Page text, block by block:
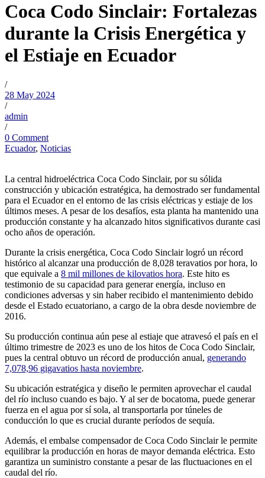
Coca Codo Sinclair: Fortalezas
durante la Crisis Energética y
el Estiaje en Ecuador
/
28 May 2024
/
admin
/
0 Comment
Ecuador, Noticias
La central hidroeléctrica Coca Codo Sinclair, por su sólida
construcción y ubicación estratégica, ha demostrado ser fundamental
para el Ecuador en el entorno de las crisis eléctricas y estiaje de los
últimos meses. A pesar de los desafíos, esta planta ha mantenido una
producción constante y ha alcanzado hitos significativos durante casi
ocho años de operación.
Durante la crisis energética, Coca Codo Sinclair logró un récord
histórico al alcanzar una producción de 8,028 teravatios por hora, lo
que equivale a 8 mil millones de kilovatios hora. Este hito es
testimonio de su capacidad para generar energía, incluso en
condiciones adversas y sin haber recibido el mantenimiento debido
desde el Estado ecuatoriano, a cargo de la obra desde noviembre de
2016.
Su producción continua aún pese al estiaje que atravesó el país en el
último trimestre de 2023 es uno de los hitos de Coca Codo Sinclair,
pues la central obtuvo un récord de producción anual, generando
7,078,96 gigavatios hasta noviembre.
Su ubicación estratégica y diseño le permiten aprovechar el caudal
del río incluso cuando es bajo. Y al ser de bocatoma, puede generar
fuerza en el agua por sí sola, al transportarla por túneles de
conducción lo que es crucial durante períodos de sequía.
Además, el embalse compensador de Coca Codo Sinclair le permite
equilibrar la producción en horas de mayor demanda eléctrica. Esto
garantiza un suministro constante a pesar de las fluctuaciones en el
caudal del río.